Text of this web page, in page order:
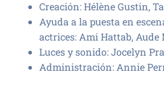
Creación: Hélène Gustin,
Ayuda a la puesta en
actrices: Ami Hattab, Aude
Luces y sonido: Jocelyn
Administración: Annie